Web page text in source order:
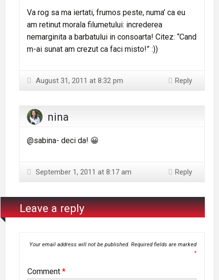
Va rog sa ma iertati, frumos peste, numa’ ca eu
am retinut morala filumetului: increderea
nemarginita a barbatului in consoarta! Citez: “Cand
m-ai sunat am crezut ca faci misto!” :))
August 31, 2011 at 8:32 pm Reply
nina
@sabina- deci da! 😀
September 1, 2011 at 8:17 am Reply
Leave a reply
Your email address will not be published. Required fields are marked
*
Comment *